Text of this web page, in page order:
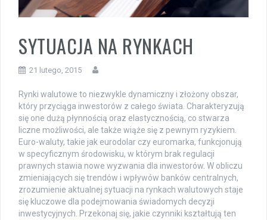
SYTUACJA NA RYNKACH
21 lutego, 2015
Rynki walutowe to niezwykle dynamiczny i złożony obszar,
który przyciąga inwestorów z całego świata. Charakteryzują
się one dużą płynnością oraz elastycznością, co stwarza
liczne możliwości, ale także wiąże się z pewnym ryzykiem.
Euro-waluty, takie jak eurodolar czy euromarka, funkcjonują
w specyficznym środowisku, w którym brak regulacji
prawnych stawia nowe wyzwania dla inwestorów. W obliczu
zmieniających się trendów i wpływów banków centralnych,
zrozumienie aktualnej sytuacji na rynkach walutowych staje
się kluczowe dla podejmowania świadomych decyzji
inwestycyjnych. Przekonaj się, jakie czynniki kształtują ten